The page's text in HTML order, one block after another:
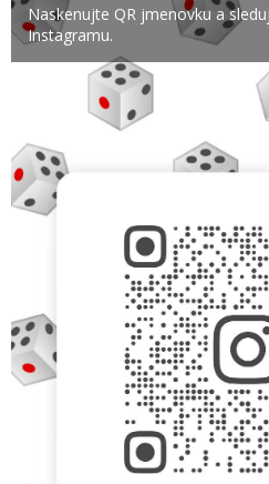
Naskenujte QR jmenovku a
Instagramu.